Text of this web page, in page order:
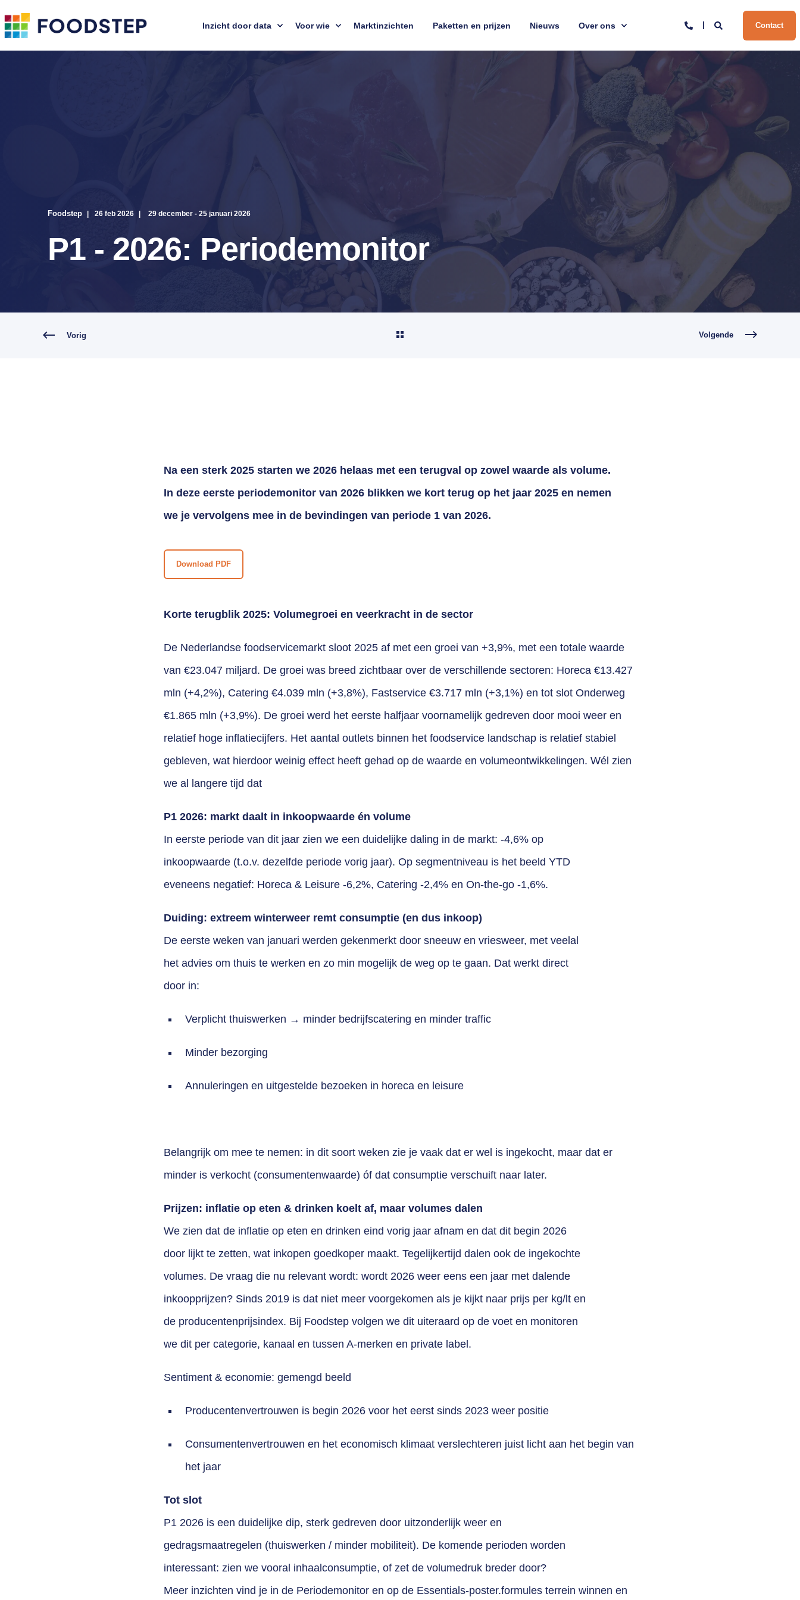
Inzicht door data Voor wie Marktinzichten Paketten en prijzen Nieuws Over ons Contact
Foodstep 26 feb 2026 29 december - 25 januari 2026
P1 - 2026: Periodemonitor
Vorig Volgende
Na een sterk 2025 starten we 2026 helaas met een terugval op zowel waarde als volume.
In deze eerste periodemonitor van 2026 blikken we kort terug op het jaar 2025 en nemen
we je vervolgens mee in de bevindingen van periode 1 van 2026.
Download PDF
Korte terugblik 2025: Volumegroei en veerkracht in de sector
De Nederlandse foodservicemarkt sloot 2025 af met een groei van +3,9%, met een totale waarde
van €23.047 miljard. De groei was breed zichtbaar over de verschillende sectoren: Horeca €13.427
mln (+4,2%), Catering €4.039 mln (+3,8%), Fastservice €3.717 mln (+3,1%) en tot slot Onderweg
€1.865 mln (+3,9%). De groei werd het eerste halfjaar voornamelijk gedreven door mooi weer en
relatief hoge inflatiecijfers. Het aantal outlets binnen het foodservice landschap is relatief stabiel
gebleven, wat hierdoor weinig effect heeft gehad op de waarde en volumeontwikkelingen. Wél zien
we al langere tijd dat
P1 2026: markt daalt in inkoopwaarde én volume
In eerste periode van dit jaar zien we een duidelijke daling in de markt: -4,6% op
inkoopwaarde (t.o.v. dezelfde periode vorig jaar). Op segmentniveau is het beeld YTD
eveneens negatief: Horeca & Leisure -6,2%, Catering -2,4% en On-the-go -1,6%.
Duiding: extreem winterweer remt consumptie (en dus inkoop)
De eerste weken van januari werden gekenmerkt door sneeuw en vriesweer, met veelal
het advies om thuis te werken en zo min mogelijk de weg op te gaan. Dat werkt direct
door in:
Verplicht thuiswerken → minder bedrijfscatering en minder traffic
Minder bezorging
Annuleringen en uitgestelde bezoeken in horeca en leisure
Belangrijk om mee te nemen: in dit soort weken zie je vaak dat er wel is ingekocht, maar dat er
minder is verkocht (consumentenwaarde) óf dat consumptie verschuift naar later.
Prijzen: inflatie op eten & drinken koelt af, maar volumes dalen
We zien dat de inflatie op eten en drinken eind vorig jaar afnam en dat dit begin 2026
door lijkt te zetten, wat inkopen goedkoper maakt. Tegelijkertijd dalen ook de ingekochte
volumes. De vraag die nu relevant wordt: wordt 2026 weer eens een jaar met dalende
inkoopprijzen? Sinds 2019 is dat niet meer voorgekomen als je kijkt naar prijs per kg/lt en
de producentenprijsindex. Bij Foodstep volgen we dit uiteraard op de voet en monitoren
we dit per categorie, kanaal en tussen A-merken en private label.
Sentiment & economie: gemengd beeld
Producentenvertrouwen is begin 2026 voor het eerst sinds 2023 weer positie
Consumentenvertrouwen en het economisch klimaat verslechteren juist licht aan het begin van
het jaar
Tot slot
P1 2026 is een duidelijke dip, sterk gedreven door uitzonderlijk weer en
gedragsmaatregelen (thuiswerken / minder mobiliteit). De komende perioden worden
interessant: zien we vooral inhaalconsumptie, of zet de volumedruk breder door?
Meer inzichten vind je in de Periodemonitor en op de Essentials-poster.formules terrein winnen en